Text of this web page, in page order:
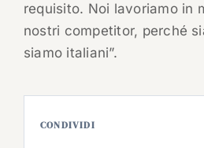
requisito. Noi lavoriamo in
nostri competitor, perché
siamo italiani”.
CONDIVIDI